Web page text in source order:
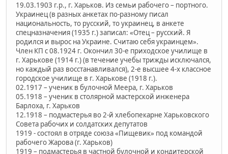
19.03.1903 г.р., г. Харьков. Из семьи рабочего – портного.
Украинец (в разных анкетах по-разному писал
национальность, то русский, то украинец, в анкете
спецназначения (1935 г.) записал: «Отец – русский. Я
родился и вырос на Украине. Считаю себя украинцем».
Член КП с 08.1924 г. Окончил 30-е приходское училище в
г. Харькове (1914 г.) (в течение учебы трижды исключался,
но каждый раз восстанавливался), 2-е высшее 4-х классное
городское училище в г. Харькове (1918 г.).
02.1917 – ученик в булочной Меера, г. Харьков
05.1918 – ученик в столярной мастерской инженера
Барлоха, г. Харьков
12.1918 – подмастерья во 2-й хлебопекарне Харьковского
Совета рабочих и солдатских депутатов
1919 - состоял в отряде союза «Пищевик» под командой
рабочего Жарова (г. Харьков)
1919 – подмастерья в частной булочной и кондитерской